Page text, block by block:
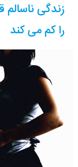
زندگی ناسالم
را کم می کند